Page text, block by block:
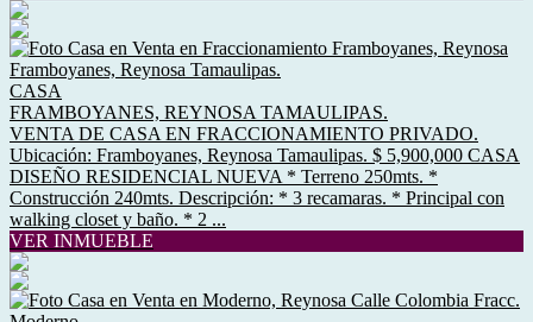
CASA
FRAMBOYANES, REYNOSA TAMAULIPAS.
VENTA DE CASA EN FRACCIONAMIENTO PRIVADO.
Ubicación: Framboyanes, Reynosa Tamaulipas. $ 5,900,000 CASA
DISEÑO RESIDENCIAL NUEVA * Terreno 250mts. *
Construcción 240mts. Descripción: * 3 recamaras. * Principal con
walking closet y baño. * 2 ...
VER INMUEBLE